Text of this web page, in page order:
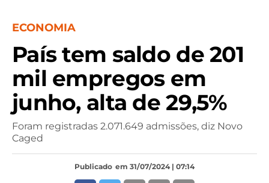
ECONOMIA
País tem saldo de 201
mil empregos em
junho, alta de 29,5%
Foram registradas 2.071.649 admissões, diz Novo
Caged
Publicado em 31/07/2024 | 07:14